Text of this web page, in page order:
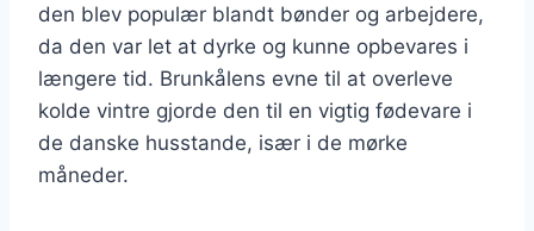
den blev populær blandt bønder og arbejdere,
da den var let at dyrke og kunne opbevares i
længere tid. Brunkålens evne til at overleve
kolde vintre gjorde den til en vigtig fødevare i
de danske husstande, især i de mørke
måneder.